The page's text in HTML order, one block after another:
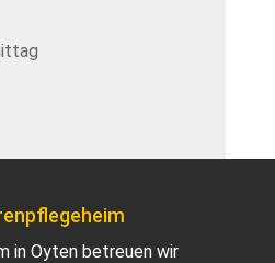
in Oyten betreuen wir